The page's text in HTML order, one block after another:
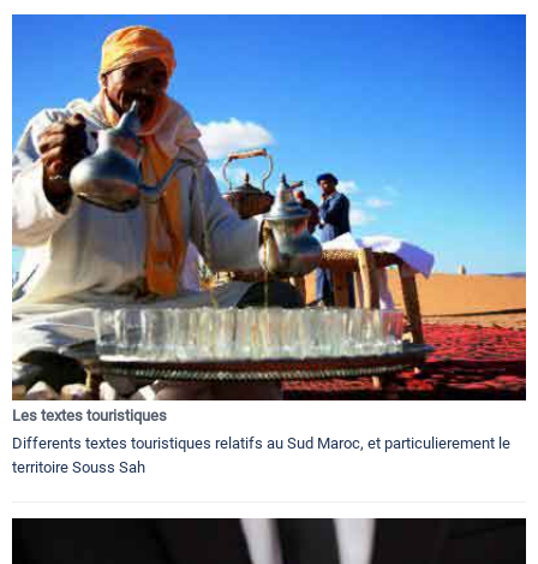
Les textes touristiques
Differents textes touristiques relatifs au Sud Maroc, et particulierement le
territoire Souss Sah